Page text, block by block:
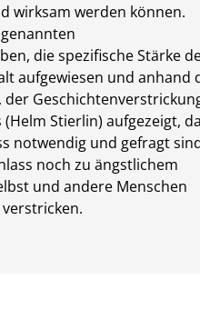
wirksam werden können.
die spezifische Stärke
aufgewiesen und anhand
Stierlin) aufgezeigt,
notwendig und gefragt
noch zu ängstlichem
und andere Menschen